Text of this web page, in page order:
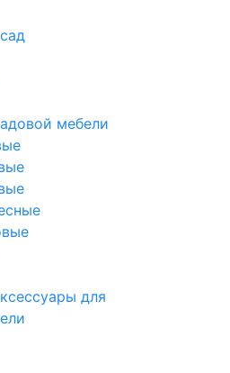
мебели
для